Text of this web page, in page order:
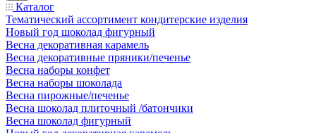
Каталог
Тематический ассортимент кондитерские изделия
Новый год шоколад фигурный
Весна декоративная карамель
Весна декоративные пряники/печенье
Весна наборы конфет
Весна наборы шоколада
Весна пирожные/печенье
Весна шоколад плиточный /батончики
Весна шоколад фигурный